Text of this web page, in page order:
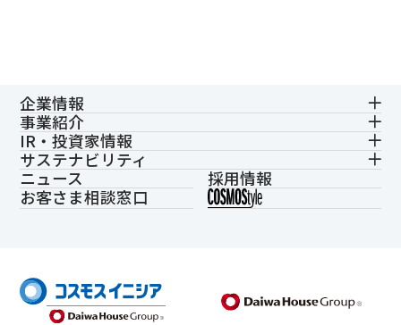
企業情報
事業紹介
IR・投資家情報
サステナビリティ
ニュース
採用情報
お客さま相談窓口